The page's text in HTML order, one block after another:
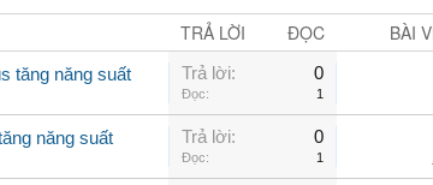
TRẢ LỜI ĐỌC BÀI
tăng năng suất Trả lời: 0
Đọc: 1
năng suất Trả lời: 0
Đọc: 1